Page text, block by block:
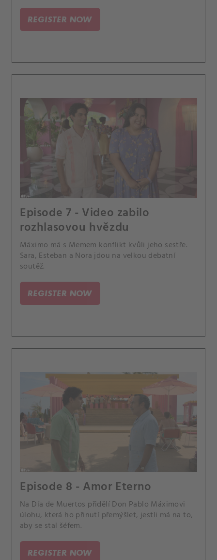
REGISTER NOW
Episode 7 - Video zabilo
rozhlasovou hvězdu
Máximo má s Memem konflikt kvůli jeho sestře.
Sara, Esteban a Nora jdou na velkou debatní
soutěž.
REGISTER NOW
Episode 8 - Amor Eterno
Na Día de Muertos přidělí Don Pablo Máximovi
úlohu, která ho přinutí přemýšlet, jestli má na to,
aby se stal šéfem.
REGISTER NOW